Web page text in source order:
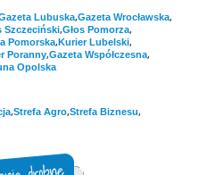
Lubuska,Gazeta Wrocławska,
Szczeciński,Głos Pomorza,
Pomorska,Kurier Lubelski,
Poranny,Gazeta Współczesna,
Opolska
,Strefa Agro,Strefa Biznesu,